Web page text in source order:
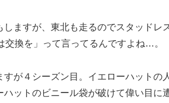
ますが、東北も走るのでスタッドレ
交換を」って言ってるんですよね…。
が４シーズン目。イエローハットの
ットのビニール袋が破けて偉い目に